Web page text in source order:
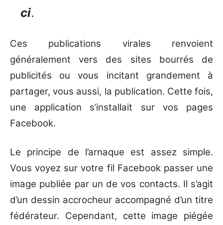
ci.
Ces publications virales renvoient
généralement vers des sites bourrés de
publicités ou vous incitant grandement à
partager, vous aussi, la publication. Cette fois,
une application s’installait sur vos pages
Facebook.
Le principe de l’arnaque est assez simple.
Vous voyez sur votre fil Facebook passer une
image publiée par un de vos contacts. Il s’agit
d’un dessin accrocheur accompagné d’un titre
fédérateur. Cependant, cette image piégée